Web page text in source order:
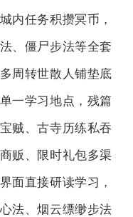
内任务积攒冥币，
、僵尸步法等全套
周转世散人铺垫底
一学习地点，残篇
贼、古寺历练私吞
贩、限时礼包多渠
面直接研读学习，
法、烟云缥缈步法